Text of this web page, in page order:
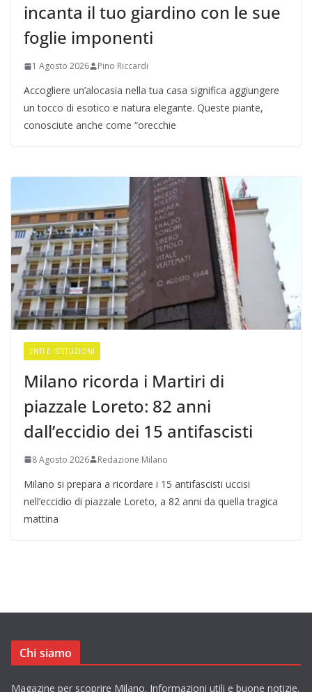
incanta il tuo giardino con le sue
foglie imponenti
1 Agosto 2026 Pino Riccardi
Accogliere un’alocasia nella tua casa significa aggiungere
un tocco di esotico e natura elegante. Queste piante,
conosciute anche come “orecchie
ENTI E ISTITUZIONI
Milano ricorda i Martiri di
piazzale Loreto: 82 anni
dall’eccidio dei 15 antifascisti
8 Agosto 2026 Redazione Milano
Milano si prepara a ricordare i 15 antifascisti uccisi
nell’eccidio di piazzale Loreto, a 82 anni da quella tragica
mattina
Chi siamo
Magazine per scoprire Milano. Informazioni utili e buone notizie.